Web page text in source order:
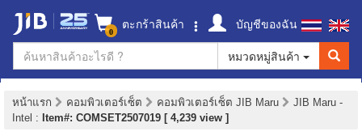
0 ตะกร้าสินค้า
บัญชีของฉัน
หมวดหมู่สินค้า
หน้าแรก คอมพิวเตอร์เซ็ต คอมพิวเตอร์เซ็ต JIB Maru
JIB Maru -
Intel : Item#: COMSET2507019 [ 4,239 view ]